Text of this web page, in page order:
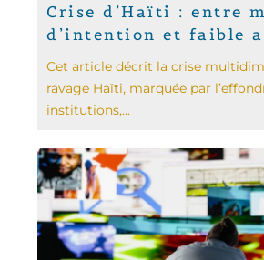
Crise d’Haïti : entre
d’intention et faible
Cet article décrit la crise
ravage Haïti, marquée par
institutions,...